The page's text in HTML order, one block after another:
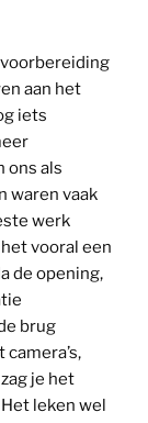
aan het
iets
ons als
waren vaak
werk
vooral een
de opening,
brug
je het
leken wel